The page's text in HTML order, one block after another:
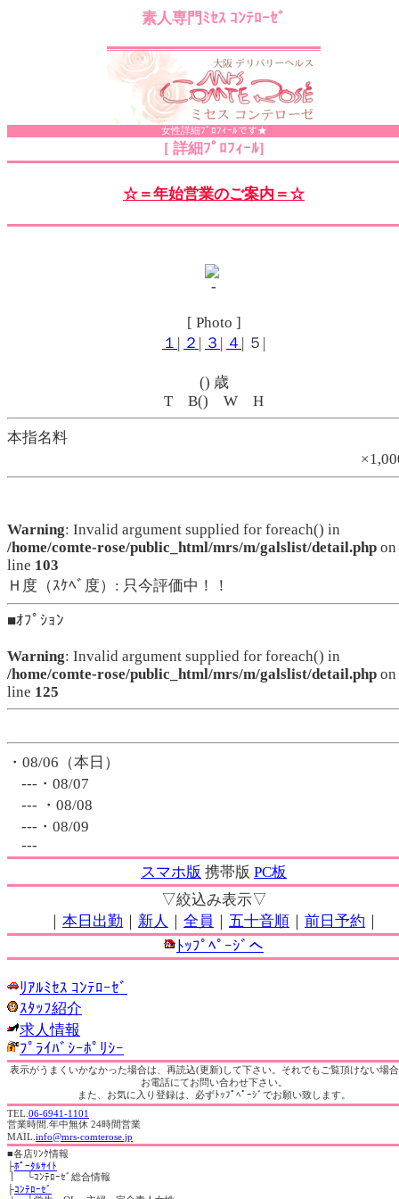
素人専門ﾐｾｽ ｺﾝﾃﾛｰｾﾞ
女性詳細ﾌﾟﾛﾌｨｰﾙです★
[ 詳細ﾌﾟﾛﾌｨｰﾙ]
☆＝年始営業のご案内＝☆
[ Photo ]
１ | ２ | ３ | ４ | ５|
() 歳
T B() W H
本指名料
Warning: Invalid argument supplied for foreach() in
/home/comte-rose/public_html/mrs/m/galslist/detail.php on
line 103
Ｈ度（ｽｹﾍﾞ度）: 只今評価中！！
■ｵﾌﾟｼｮﾝ
Warning: Invalid argument supplied for foreach() in
/home/comte-rose/public_html/mrs/m/galslist/detail.php on
line 125
・08/06（本日）
---・08/07
--- ・08/08
---・08/09
---
スマホ版 携帯版 PC板
▽絞込み表示▽
｜ 本日出勤 ｜ 新人 ｜ 全員 ｜ 五十音順 ｜ 前日予約 ｜
ﾄｯﾌﾟﾍﾟｰｼﾞへ
ﾘｱﾙﾐｾｽ ｺﾝﾃﾛｰｾﾞ
ｽﾀｯﾌ紹介
求人情報
ﾌﾟﾗｲﾊﾞｼｰﾎﾟﾘｼｰ
表示がうまくいかなかった場合は、再読込(更新)して下さい。それでもご覧頂けない場
お電話にてお問い合わせ下さい。
また、お気に入り登録は、必ずﾄｯﾌﾟﾍﾟｰｼﾞでお願い致します。
TEL. 06-6941-1101
営業時間.年中無休 24時間営業
MAIL. info@mrs-comterose.jp
■各店ﾘﾝｸ情報
├ﾎﾟｰﾀﾙｻｲﾄ
｜ └ｺﾝﾃﾛｰｾﾞ総合情報
├ｺﾝﾃﾛｰｾﾞ